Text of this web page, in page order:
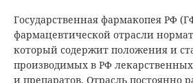
Государственная фармакопея РФ
фармацевтической отрасли
который содержит положения и
производимых в РФ
и препаратов. Отрасль постоянно